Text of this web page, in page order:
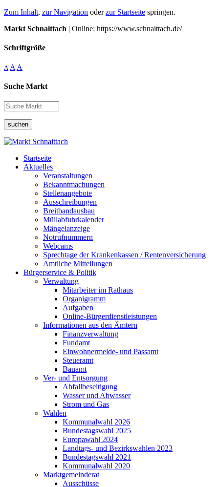
Zum Inhalt, zur Navigation oderzur Startseite springen.
Markt Schnaittach | Online: https://www.schnaittach.de/
Schriftgröße
A A A
Suche Markt
suchen
Startseite
Aktuelles
Veranstaltungen
Bekanntmachungen
Stellenangebote
Ausschreibungen
Breitbandausbau
Müllabfuhrkalender
Mängelanzeige
Notrufnummern
Webcams
Sprechtage der Krankenkassen / Rentenversicherung
Amtliche Mitteilungen
Bürgerservice & Politik
Verwaltung
Mitarbeiter im Rathaus
Organigramm
Aufgaben
Online-Bürgerdienstleistungen
Informationen aus den Ämtern
Finanzverwaltung
Fundamt
Einwohnermelde- und Passamt
Steueramt
Bauamt
Ver- und Entsorgung
Abfallbeseitigung
Wasser und Abwasser
Strom und Gas
Wahlen
Kommunalwahl 2026
Bundestagswahl 2025
Europawahl 2024
Landtags- und Bezirkswahlen 2023
Bundestagswahl 2021
Kommunalwahl 2020
Marktgemeinderat
Ausschüsse